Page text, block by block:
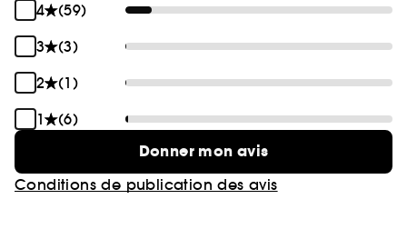
4
(59)
3
(3)
2
(1)
1
(6)
Donner mon avis
Conditions de publication des avis